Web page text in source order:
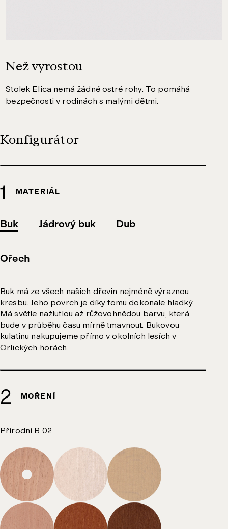
Než vyrostou
Stolek Elica nemá žádné ostré rohy. To pomáhá
bezpečnosti v rodinách s malými dětmi.
Konfigurátor
MATERIÁL
Buk Jádrový buk Dub
Ořech
Buk má ze všech našich dřevin nejméně výraznou
kresbu. Jeho povrch je díky tomu dokonale hladký.
Má světle nažlutlou až růžovohnědou barvu, která
bude v průběhu času mírně tmavnout. Bukovou
kulatinu nakupujeme přímo v okolních lesích v
Orlických horách.
MOŘENÍ
Přírodní B 02